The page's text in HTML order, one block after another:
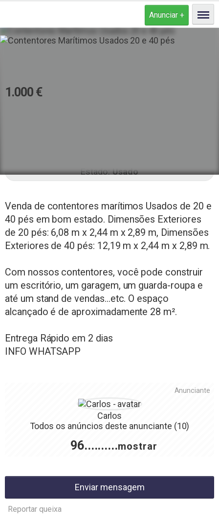
1.000 €
Estado Usado
Venda de contentores marítimos Usados de 20 e
40 pés em bom estado. Dimensões Exteriores
de 20 pés: 6,08 m x 2,44 m x 2,89 m, Dimensões
Exteriores de 40 pés: 12,19 m x 2,44 m x 2,89 m.
Com nossos contentores, você pode construir
um escritório, um garagem, um guarda-roupa e
até um stand de vendas...etc. O espaço
alcançado é de aproximadamente 28 m².
Entrega Rápido em 2 dias
INFO WHATSAPP
96..........mostrar
Anunciante
Carlos
Todos os anúncios deste anunciante (10)
Enviar mensagem
Reportar queixa